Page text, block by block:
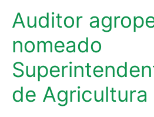
Auditor
nomeado
de Agricultura